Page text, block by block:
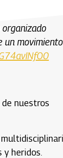
un movimiento
nuestros
heridos.